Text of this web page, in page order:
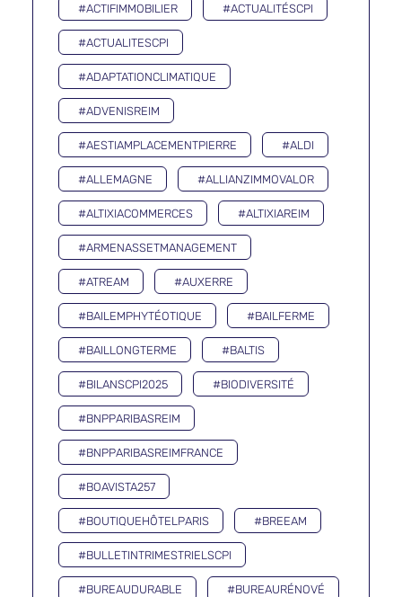
#ACTIFIMMOBILIER #ACTUALITÉSCPI
#ACTUALITESCPI
#ADAPTATIONCLIMATIQUE
#ADVENISREIM
#AESTIAMPLACEMENTPIERRE #ALDI
#ALLEMAGNE #ALLIANZIMMOVALOR
#ALTIXIACOMMERCES #ALTIXIAREIM
#ARMENASSETMANAGEMENT
#ATREAM #AUXERRE
#BAILEMPHYTÉOTIQUE #BAILFERME
#BAILLONGTERME #BALTIS
#BILANSCPI2025 #BIODIVERSITÉ
#BNPPARIBASREIM
#BNPPARIBASREIMFRANCE
#BOAVISTA257
#BOUTIQUEHÔTELPARIS #BREEAM
#BULLETINTRIMESTRIELSCPI
#BUREAUDURABLE #BUREAURÉNOVÉ